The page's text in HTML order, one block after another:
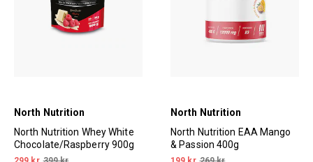
North Nutrition
North Nutrition Whey White
Chocolate/Raspberry 900g
North Nutrition
North Nutrition EAA Mango
& Passion 400g